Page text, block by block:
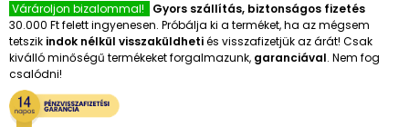
Várároljon bizalommal!
Gyors szállítás, biztonságos fizetés
30.000 Ft felett ingyenesen. Próbálja ki a terméket, ha az mégsem
tetszik indok nélkül visszaküldhetiés visszafizetjük az árát! Csak
kiválló minőségű termékeket forgalmazunk, garanciával. Nem fog
csalódni!